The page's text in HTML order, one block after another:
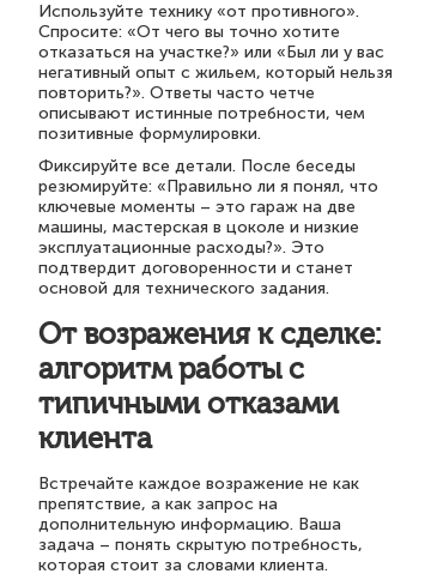
Используйте технику «от противного».
Спросите: «От чего вы точно хотите
отказаться на участке?» или «Был ли у вас
негативный опыт с жильем, который нельзя
повторить?». Ответы часто четче
описывают истинные потребности, чем
позитивные формулировки.
Фиксируйте все детали. После беседы
резюмируйте: «Правильно ли я понял, что
ключевые моменты – это гараж на две
машины, мастерская в цоколе и низкие
эксплуатационные расходы?». Это
подтвердит договоренности и станет
основой для технического задания.
От возражения к сделке:
алгоритм работы с
типичными отказами
клиента
Встречайте каждое возражение не как
препятствие, а как запрос на
дополнительную информацию. Ваша
задача – понять скрытую потребность,
которая стоит за словами клиента.